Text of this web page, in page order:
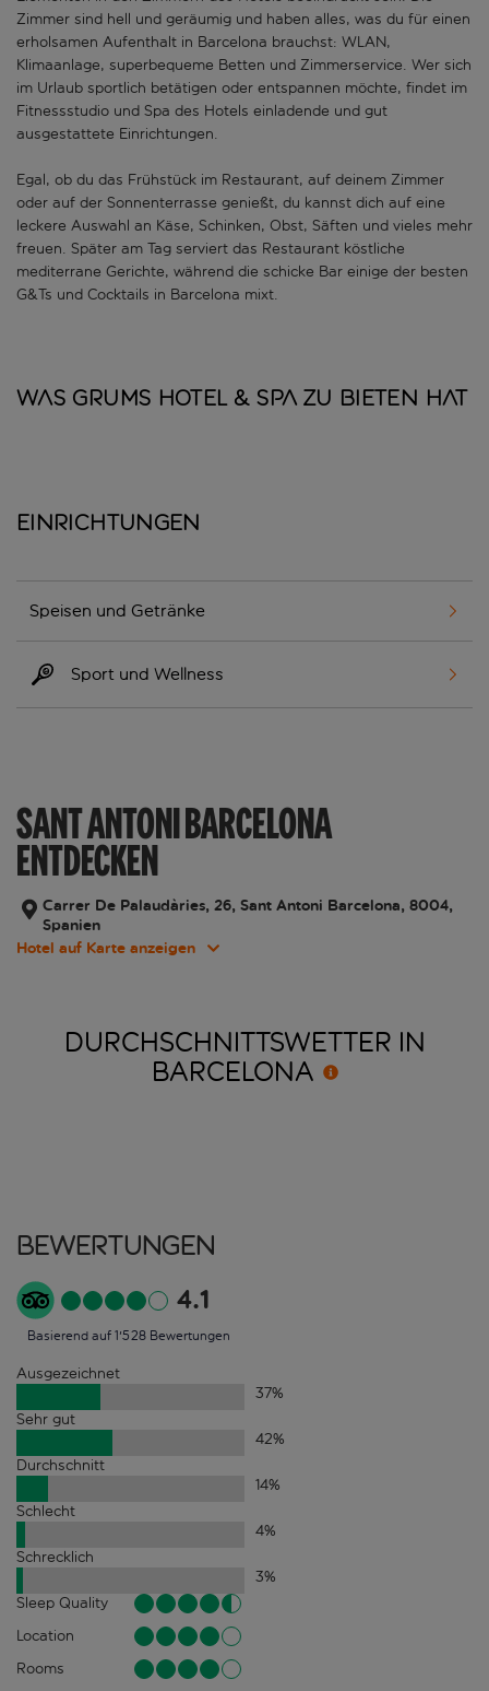
Zimmer sind hell und geräumig und haben alles, was du für einen
erholsamen Aufenthalt in Barcelona brauchst: WLAN,
Klimaanlage, superbequeme Betten und Zimmerservice. Wer sich
im Urlaub sportlich betätigen oder entspannen möchte, findet im
Fitnessstudio und Spa des Hotels einladende und gut
ausgestattete Einrichtungen.
Egal, ob du das Frühstück im Restaurant, auf deinem Zimmer
oder auf der Sonnenterrasse genießt, du kannst dich auf eine
leckere Auswahl an Käse, Schinken, Obst, Säften und vieles mehr
freuen. Später am Tag serviert das Restaurant köstliche
mediterrane Gerichte, während die schicke Bar einige der besten
G&Ts und Cocktails in Barcelona mixt.
Was GRUMS HOTEL & SPA zu bieten hat
Einrichtungen
Speisen und Getränke
Sport und Wellness
SANT ANTONI BARCELONA
ENTDECKEN
Carrer De Palaudàries, 26, Sant Antoni Barcelona, 8004,
Spanien
Hotel auf Karte anzeigen
DURCHSCHNITTSWETTER IN
BARCELONA
Bewertungen
4.1
Basierend auf 1'528 Bewertungen
Ausgezeichnet
37%
Sehr gut
42%
Durchschnitt
14%
Schlecht
4%
Schrecklich
3%
Sleep Quality
Location
Rooms